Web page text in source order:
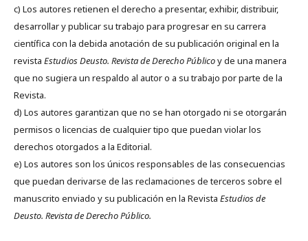
c) Los autores retienen el derecho a presentar, exhibir, distribuir,
desarrollar y publicar su trabajo para progresar en su carrera
científica con la debida anotación de su publicación original en la
revista Estudios Deusto. Revista de Derecho Públicoy de una manera
que no sugiera un respaldo al autor o a su trabajo por parte de la
Revista.
d) Los autores garantizan que no se han otorgado ni se otorgarán
permisos o licencias de cualquier tipo que puedan violar los
derechos otorgados a la Editorial.
e) Los autores son los únicos responsables de las consecuencias
que puedan derivarse de las reclamaciones de terceros sobre el
manuscrito enviado y su publicación en la Revista Estudios de
Deusto. Revista de Derecho Público.